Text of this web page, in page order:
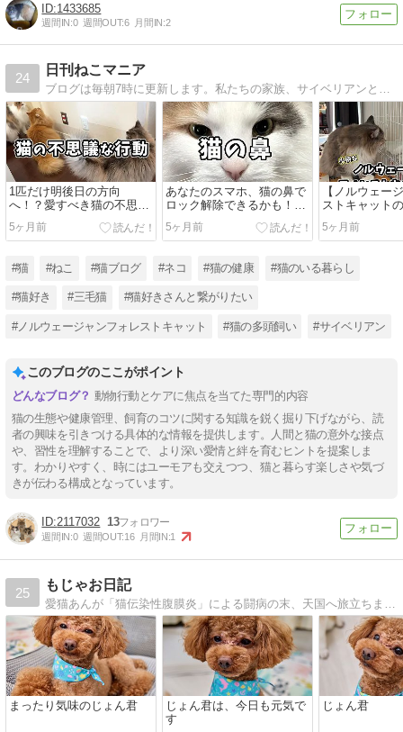
1433685
週間IN:0 週間OUT:6 月間IN:2
24
日刊ねこマニア
ブログは毎朝7時に更新します。私たちの家族、サイベリアンとノルウェージャンフォレストキャット2匹と一緒に、新しい一日を幸せな気分でスタートしませんか？猫を愛する人のための、心が温まる場所を目指しています。
1匹だけ明後日の方向
へ！？愛すべき猫の不思議
な行動と、その裏に隠され
た秘密
5ヶ月前
あなたのスマホ、猫の鼻で
ロック解除できるかも！？
猫の「鼻紋（びもん）」に
隠された驚きの科学
5ヶ月前
【ノルウェー
ストキャット
実】大きくな
ある？
5ヶ月前
#猫 #ねこ #猫ブログ #ネコ #猫の健康 #猫のいる暮らし
#猫好き #三毛猫 #猫好きさんと繋がりたい
#ノルウェージャンフォレストキャット #猫の多頭飼い #サイベリアン
このブログのここがポイント
動物行動とケアに焦点を当てた専門的内容
猫の生態や健康管理、飼育のコツに関する知識を鋭く掘り下げながら、読
者の興味を引きつける具体的な情報を提供します。人間と猫の意外な接点
や、習性を理解することで、より深い愛情と絆を育むヒントを提案しま
す。わかりやすく、時にはユーモアも交えつつ、猫と暮らす楽しさや気づ
きが伝わる構成となっています。
2117032 13
週間IN:0 週間OUT:16 月間IN:1
25
もじゃお日記
まったり気味のじょん君
じょん君は、今日も元気で
す
じょん君